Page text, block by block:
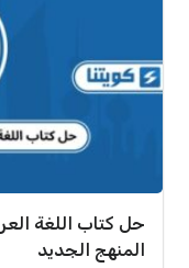
حل كتاب اللغة
المنهج الجديد